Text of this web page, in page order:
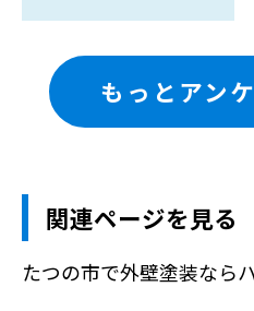
もっとアン
関連ページを見る
たつの市で外壁塗装なら